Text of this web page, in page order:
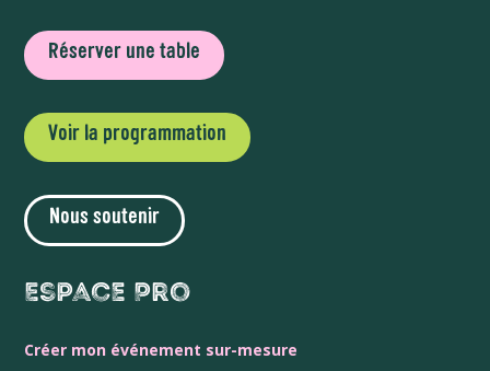
Réserver une table
Voir la programmation
Nous soutenir
Espace Pro
Créer mon événement sur-mesure